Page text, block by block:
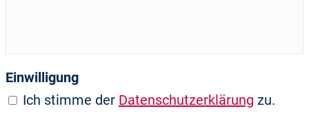
Einwilligung
Ich stimme der Datenschutzerklärung zu.